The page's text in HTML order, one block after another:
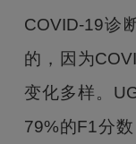
COVID-19诊
的，因为
变化多样。
79%的F1分